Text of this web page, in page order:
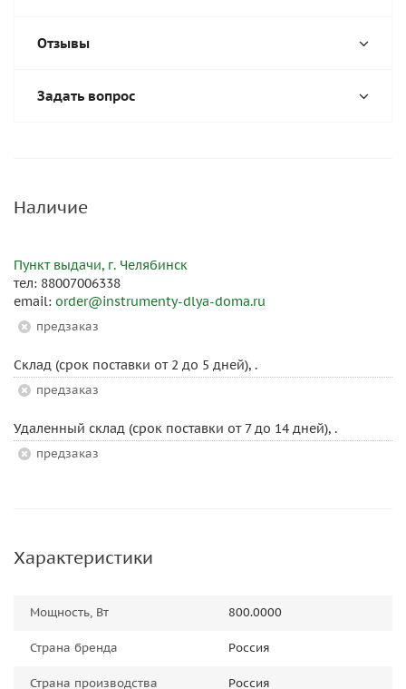
Отзывы
Задать вопрос
Наличие
Пункт выдачи, г. Челябинск
тел: 88007006338
email: order@instrumenty-dlya-doma.ru
Предзаказ
Склад (срок поставки от 2 до 5 дней), .
Предзаказ
Удаленный склад (срок поставки от 7 до 14 дней), .
Предзаказ
Характеристики
Мощность, Вт 800.0000
Страна бренда Россия
Страна производства Россия